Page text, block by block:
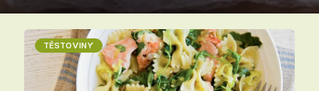
TĚSTOVINY